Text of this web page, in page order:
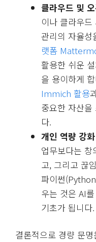
클라우드 및
이나 클라우
관리의 자율성
랫폼
활용한 쉬운
을 용이하게
Immich 활용
중요한 자산을
다.
개인 역량 강
업무보다는
고, 그리고 끊
파이썬
우는 것은 AI
기초가 됩니다.
결론적으로 경량 문